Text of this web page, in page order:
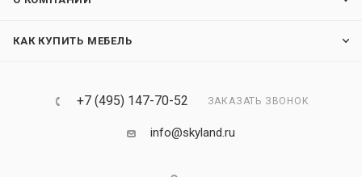
КАК КУПИТЬ МЕБЕЛЬ
+7 (495) 147-70-52 ЗАКАЗАТЬ ЗВОНОК
info@skyland.ru